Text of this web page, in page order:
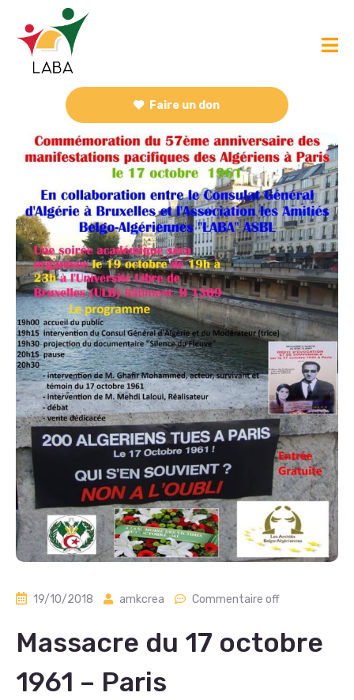
Faire un don
19/10/2018 amkcrea Commentaire off
Massacre du 17 octobre
1961 – Paris